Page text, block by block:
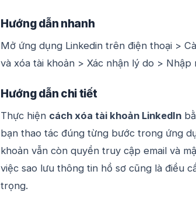
Hướng dẫn nhanh
Mở ứng dụng Linkedin trên điện thoại >
và xóa tài khoản > Xác nhận lý do > Nhập
Hướng dẫn chi tiết
Thực hiện cách xóa tài khoản LinkedIn
bạn thao tác đúng từng bước trong ứng
khoản vẫn còn quyền truy cập email và
việc sao lưu thông tin hồ sơ cũng là điều
trọng.